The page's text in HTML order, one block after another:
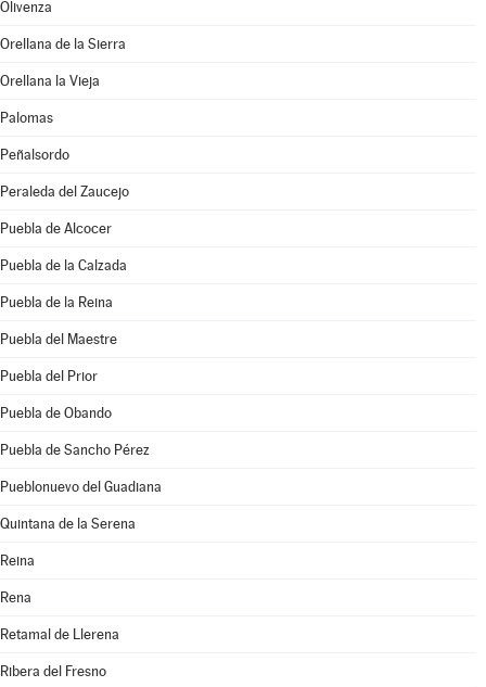
Olivenza
Orellana de la Sierra
Orellana la Vieja
Palomas
Peñalsordo
Peraleda del Zaucejo
Puebla de Alcocer
Puebla de la Calzada
Puebla de la Reina
Puebla del Maestre
Puebla del Prior
Puebla de Obando
Puebla de Sancho Pérez
Pueblonuevo del Guadiana
Quintana de la Serena
Reina
Rena
Retamal de Llerena
Ribera del Fresno